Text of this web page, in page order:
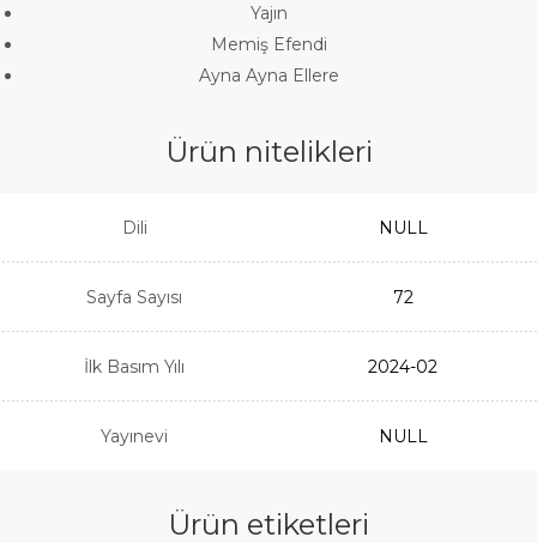
Yajın
Memiş Efendi
Ayna Ayna Ellere
Ürün nitelikleri
Dili NULL
Sayfa Sayısı 72
İlk Basım Yılı 2024-02
Yayınevi NULL
Ürün etiketleri